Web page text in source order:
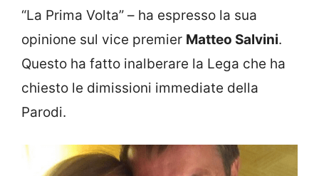
“La Prima Volta” – ha espresso la sua
opinione sul vice premier Matteo Salvini.
Questo ha fatto inalberare la Lega che ha
chiesto le dimissioni immediate della
Parodi.